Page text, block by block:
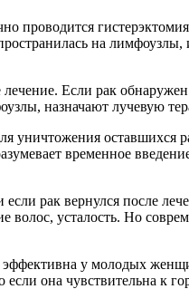
на
Если рак
назначают лучевую
уничтожения
временное
рак вернулся после
усталость. Но
у молодых
она чувствительна к